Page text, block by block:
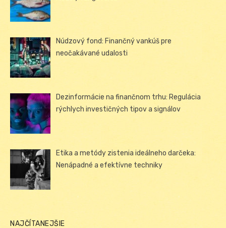
Núdzový fond: Finančný vankúš pre
neočakávané udalosti
Dezinformácie na finančnom trhu: Regulácia
rýchlych investičných tipov a signálov
Etika a metódy zistenia ideálneho darčeka:
Nenápadné a efektívne techniky
NAJČÍTANEJŠIE